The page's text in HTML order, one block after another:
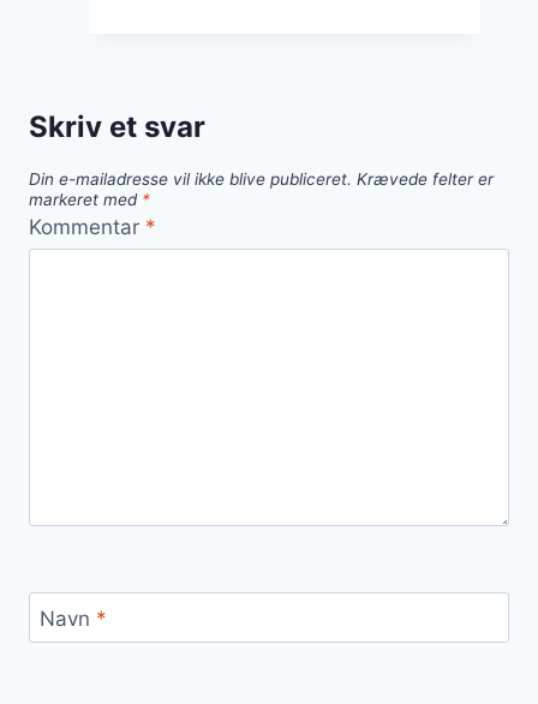
Skriv et svar
Din e-mailadresse vil ikke blive publiceret. Krævede felter er
markeret med *
Kommentar *
Navn *